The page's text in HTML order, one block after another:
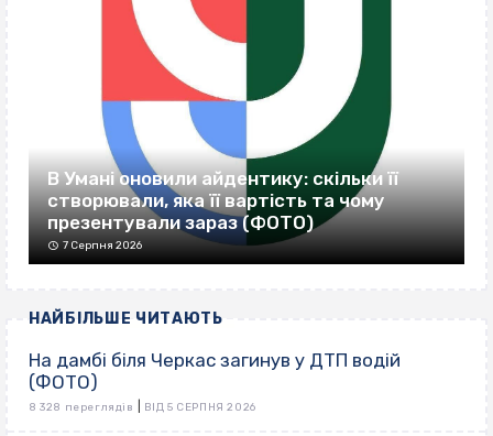
В Умані оновили айдентику: скільки її
створювали, яка її вартість та чому
презентували зараз (ФОТО)
7 Серпня 2026
НАЙБІЛЬШЕ ЧИТАЮТЬ
На дамбі біля Черкас загинув у ДТП водій
(ФОТО)
8 328 переглядів ВІД 5 СЕРПНЯ 2026